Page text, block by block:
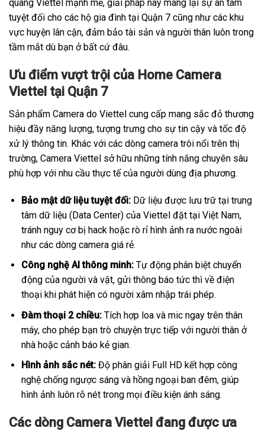
quang Viettel mạnh mẽ, giải pháp này mang lại sự an tâm
tuyệt đối cho các hộ gia đình tại Quận 7 cũng như các khu
vực huyện lân cận, đảm bảo tài sản và người thân luôn trong
tầm mắt dù bạn ở bất cứ đâu.
Ưu điểm vượt trội của Home Camera
Viettel tại Quận 7
Sản phẩm Camera do Viettel cung cấp mang sắc đỏ thương
hiệu đầy năng lượng, tượng trưng cho sự tin cậy và tốc độ
xử lý thông tin. Khác với các dòng camera trôi nổi trên thị
trường, Camera Viettel sở hữu những tính năng chuyên sâu
phù hợp với nhu cầu thực tế của người dùng địa phương.
Bảo mật dữ liệu tuyệt đối:Dữ liệu được lưu trữ tại trung
tâm dữ liệu (Data Center) của Viettel đặt tại Việt Nam,
tránh nguy cơ bị hack hoặc rò rỉ hình ảnh ra nước ngoài
như các dòng camera giá rẻ.
Công nghệ AI thông minh:Tự động phân biệt chuyển
động của người và vật, gửi thông báo tức thì về điện
thoại khi phát hiện có người xâm nhập trái phép.
Đàm thoại 2 chiều:Tích hợp loa và mic ngay trên thân
máy, cho phép bạn trò chuyện trực tiếp với người thân ở
nhà hoặc cảnh báo kẻ gian.
Hình ảnh sắc nét:Độ phân giải Full HD kết hợp công
nghệ chống ngược sáng và hồng ngoại ban đêm, giúp
hình ảnh luôn rõ nét trong mọi điều kiện ánh sáng.
Các dòng Camera Viettel đang được ưa